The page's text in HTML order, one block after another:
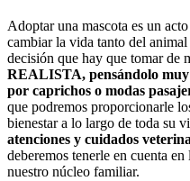
Adoptar una mascota es un
cambiar la vida tanto del
decisión que hay que tomar de
REALISTA, pensándolo
por caprichos o modas
que podremos proporcionarle
bienestar a lo largo de toda su
atenciones y cuidados
deberemos tenerle en cuenta
nuestro núcleo familiar.